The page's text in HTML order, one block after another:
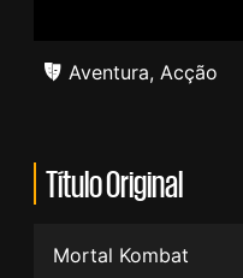
Aventura, Acção
Título Original
Mortal Kombat